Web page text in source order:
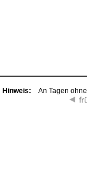
Hinweis: An Tagen